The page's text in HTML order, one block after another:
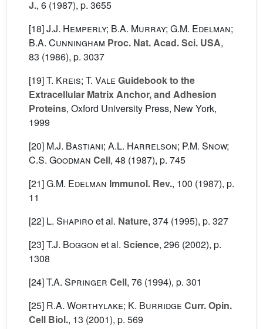
J., 6 (1987), p. 3655
[18]J.J. Hemperly; B.A. Murray; G.M. Edelman;
B.A. Cunningham Proc. Nat. Acad. Sci. USA,
83 (1986), p. 3037
[19]T. Kreis; T. Vale Guidebook to the
Extracellular Matrix Anchor, and Adhesion
Proteins, Oxford University Press, New York,
1999
[20] M.J. Bastiani; A.L. Harrelson; P.M. Snow;
C.S. Goodman Cell, 48 (1987), p. 745
[21]G.M. Edelman Immunol. Rev., 100 (1987), p.
11
[22] L. Shapiroet al. Nature, 374 (1995), p. 327
[23]T.J. Boggon et al. Science, 296 (2002), p.
1308
[24]T.A. Springer Cell, 76 (1994), p. 301
[25] R.A. Worthylake; K. Burridge Curr. Opin.
Cell Biol., 13 (2001), p. 569